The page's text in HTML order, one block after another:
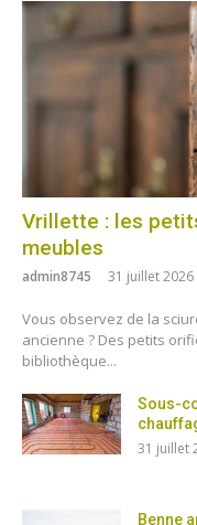
Vrillette : les
meubles
admin8745 31 juillet 2026
Vous observez de la
ancienne ? Des petits
bibliothèque...
Sous-
31 juillet
Benne